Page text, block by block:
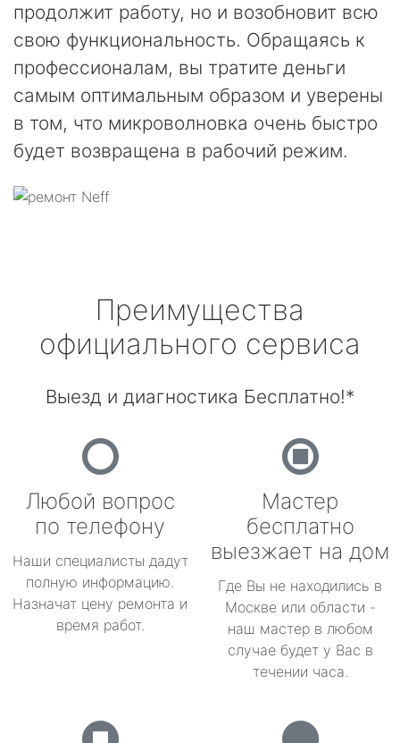
продолжит работу, но и возобновит всю
свою функциональность. Обращаясь к
профессионалам, вы тратите деньги
самым оптимальным образом и уверены
в том, что микроволновка очень быстро
будет возвращена в рабочий режим.
Преимущества
официального сервиса
Выезд и диагностика Бесплатно!*
Любой вопрос
по телефону
Наши специалисты дадут
полную информацию.
Назначат цену ремонта и
время работ.
Мастер
бесплатно
выезжает на дом
Где Вы не находились в
Москве или области -
наш мастер в любом
случае будет у Вас в
течении часа.